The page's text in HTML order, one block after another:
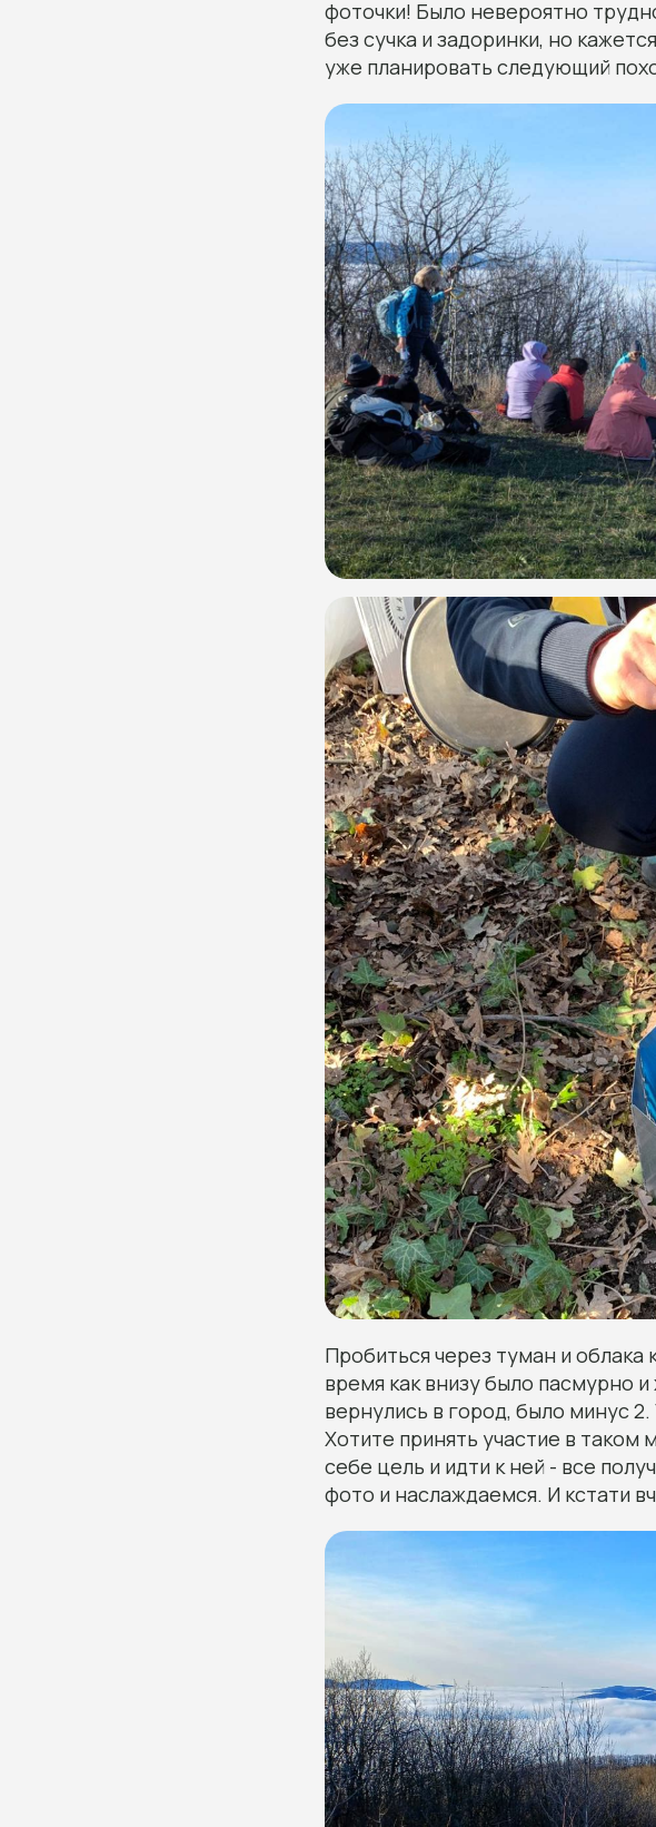
фоточки! Было невероятно
без сучка и задоринки, но
уже планировать следующий
Пробиться через туман и облака
время как внизу было пасмурно
вернулись в город, было минус
Хотите принять участие в таком
себе цель и идти к ней - все
фото и наслаждаемся. И кстати